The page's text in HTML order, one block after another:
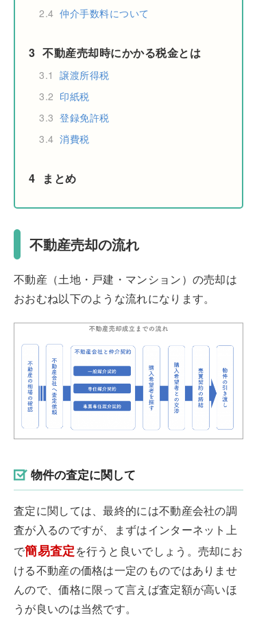
2.4 仲介手数料について
3 不動産売却時にかかる税金とは
3.1 譲渡所得税
3.2 印紙税
3.3 登録免許税
3.4 消費税
4 まとめ
不動産売却の流れ
不動産（土地・戸建・マンション）の売却は
おおむね以下のような流れになります。
物件の査定に関して
査定に関しては、最終的には不動産会社の調
査が入るのですが、まずはインターネット上
で簡易査定を行うと良いでしょう。売却にお
ける不動産の価格は一定のものではありませ
んので、価格に限って言えば査定額が高いほ
うが良いのは当然です。